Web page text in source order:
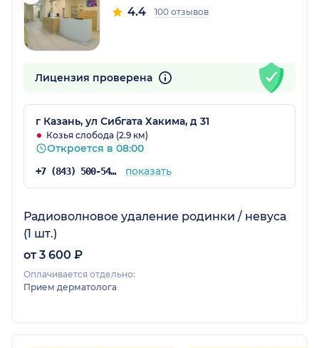
4.4 100 отзывов
Лицензия проверена
г Казань, ул Сибгата Хакима, д 31
Козья слобода (2.9 км)
Откроется в 08:00
+7 (843) 500-54-60 показать
Радиоволновое удаление родинки / невуса
(1 шт.)
от 3 600 ₽
Оплачивается отдельно:
Прием дерматолога